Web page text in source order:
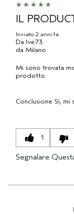
IL
Inviato 2 anni fa
Da Ive73
da Milano
Mi sono trovata
prodotto.
Conclusione Sì, mi
1
Segnalare